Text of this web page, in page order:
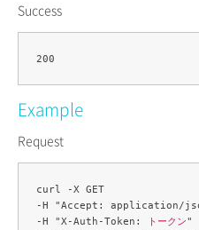
Success
Example
Request
curl -X GET
-H "Accept: application/
-H "X-Auth-Token:
トークン"